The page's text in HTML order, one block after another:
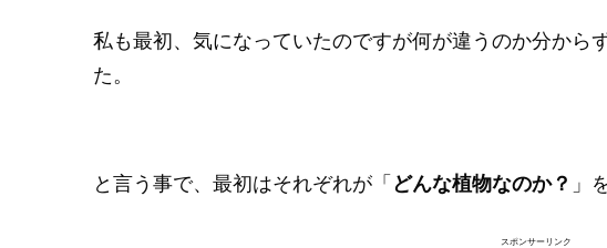
私も最初、気になっていたのですが何が違うのか分から
た。
と言う事で、最初はそれぞれが「 どんな植物なのか？ 」
スポンサーリンク